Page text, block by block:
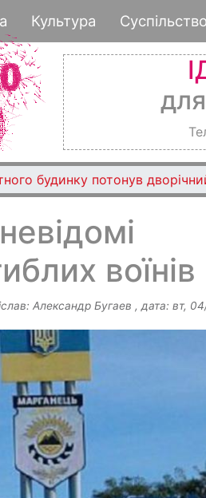
до
основного
Культура Суспільство
для
будинку потонув
воїнів
Александр Бугаев , дата: вт,